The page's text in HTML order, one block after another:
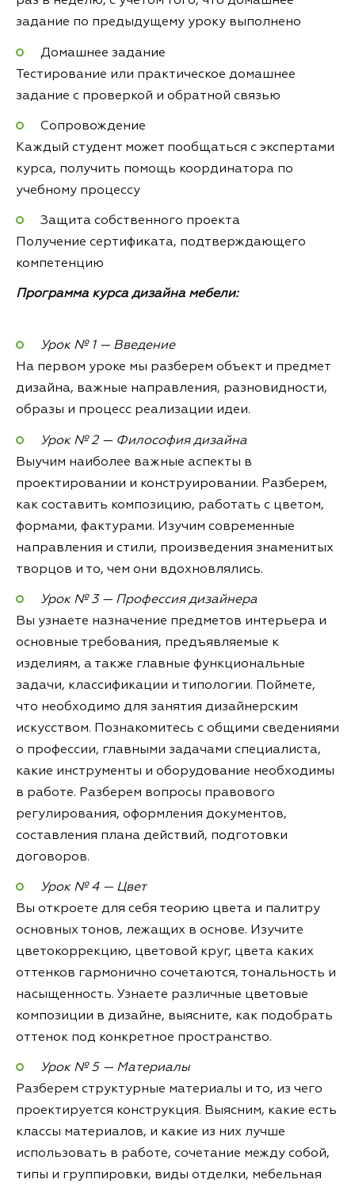
задание по предыдущему уроку выполнено
Домашнее задание
Тестирование или практическое домашнее
задание с проверкой и обратной связью
Сопровождение
Каждый студент может пообщаться с экспертами
курса, получить помощь координатора по
учебному процессу
Защита собственного проекта
Получение сертификата, подтверждающего
компетенцию
Программа курса дизайна мебели:
Урок № 1 — Введение
На первом уроке мы разберем объект и предмет
дизайна, важные направления, разновидности,
образы и процесс реализации идеи.
Урок № 2 — Философия дизайна
Выучим наиболее важные аспекты в
проектировании и конструировании. Разберем,
как составить композицию, работать с цветом,
формами, фактурами. Изучим современные
направления и стили, произведения знаменитых
творцов и то, чем они вдохновлялись.
Урок № 3 — Профессия дизайнера
Вы узнаете назначение предметов интерьера и
основные требования, предъявляемые к
изделиям, а также главные функциональные
задачи, классификации и типологии. Поймете,
что необходимо для занятия дизайнерским
искусством. Познакомитесь с общими сведениями
о профессии, главными задачами специалиста,
какие инструменты и оборудование необходимы
в работе. Разберем вопросы правового
регулирования, оформления документов,
составления плана действий, подготовки
договоров.
Урок № 4 — Цвет
Вы откроете для себя теорию цвета и палитру
основных тонов, лежащих в основе. Изучите
цветокоррекцию, цветовой круг, цвета каких
оттенков гармонично сочетаются, тональность и
насыщенность. Узнаете различные цветовые
композиции в дизайне, выясните, как подобрать
оттенок под конкретное пространство.
Урок № 5 — Материалы
Разберем структурные материалы и то, из чего
проектируется конструкция. Выясним, какие есть
классы материалов, и какие из них лучше
использовать в работе, сочетание между собой,
типы и группировки, виды отделки, мебельная